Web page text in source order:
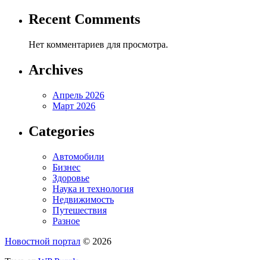
Recent Comments
Нет комментариев для просмотра.
Archives
Апрель 2026
Март 2026
Categories
Автомобили
Бизнес
Здоровье
Наука и технология
Недвижимость
Путешествия
Разное
Новостной портал © 2026